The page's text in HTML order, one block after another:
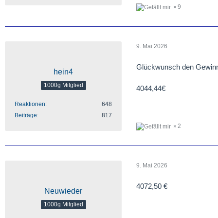
9
hein4
1000g Mitglied
Reaktionen
648
Beiträge
817
9. Mai 2026
Glückwunsch den
4044,44€
2
Neuwieder
1000g Mitglied
9. Mai 2026
4072,50 €